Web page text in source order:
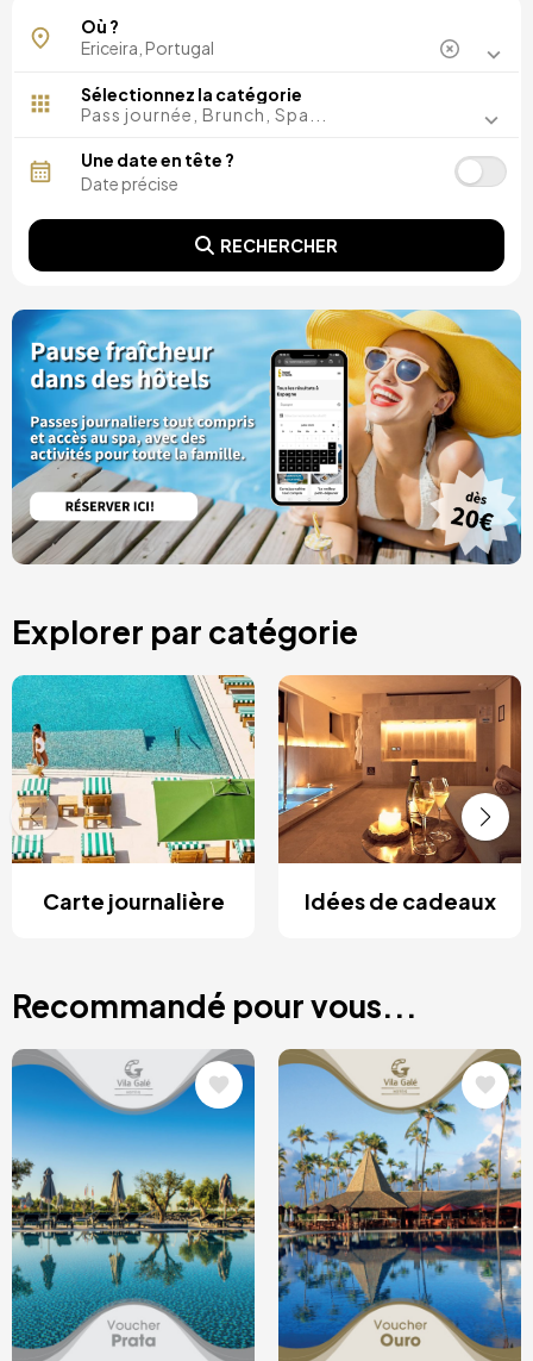
Où ?
Sélectionnez la catégorie
Pass journée, Brunch, Spa...
Une date en tête ?
RECHERCHER
Explorer par catégorie
Carte journalière Idées de cadeaux
Recommandé pour vous...
Image
Image